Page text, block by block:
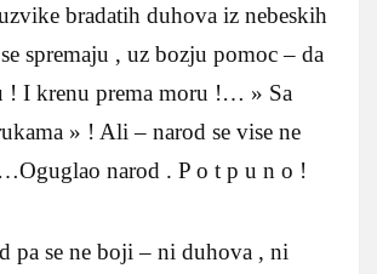
bradatih duhova iz nebeskih
spremaju , uz bozju pomoc – da
! I krenu prema moru !… » Sa
» ! Ali – narod se vise ne
narod . P o t p u n o !
pa se ne boji – ni duhova , ni